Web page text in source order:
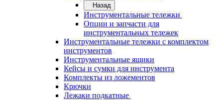
Назад
Инструментальные тележки
Опции и запчасти для
инструментальных тележек
Инструментальные тележки с комплектом
инструментов
Инструментальные ящики
Кейсы и сумки для инструмента
Комплекты из ложементов
Крючки
Лежаки подкатные